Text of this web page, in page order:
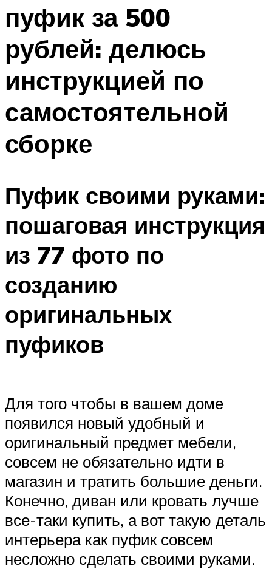
Меню
пуфик за 500
рублей: делюсь
инструкцией по
самостоятельной
сборке
Пуфик своими руками:
пошаговая инструкция
из 77 фото по
созданию
оригинальных
пуфиков
Для того чтобы в вашем доме
появился новый удобный и
оригинальный предмет мебели,
совсем не обязательно идти в
магазин и тратить большие деньги.
Конечно, диван или кровать лучше
все-таки купить, а вот такую деталь
интерьера как пуфик совсем
несложно сделать своими руками.